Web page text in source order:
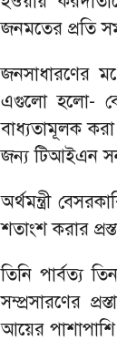
জনমতের প্রতি
জনসাধারণের
এগুলো হলো-
বাধ্যতামূলক
জন্য টিআইএন
অর্থমন্ত্রী
শতাংশ করার
তিনি পার্বত্য
সম্প্রসারণের
আয়ের